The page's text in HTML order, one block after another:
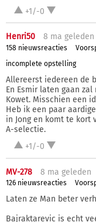
+1/-0
Henri50 8 ma geleden
158 nieuwsreacties
incomplete opstelling
Allereerst iedereen de
En Esmir laten gaan
Kowet. Misschien een
Heb ik een paar
in Jong en komt te kort
A-selectie.
+1/-0
MV-278 8 ma geleden
126 nieuwsreacties
Laten ze Man beter
Bajraktarevic is echt